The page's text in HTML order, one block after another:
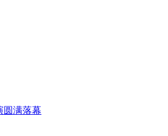
圆满落幕